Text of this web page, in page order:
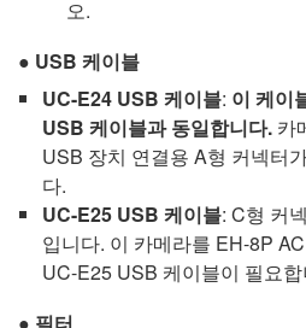
오.
USB 케이블
UC-E24 USB 케이블: 이 케이
USB 케이블과 동일합니다. 카
USB 장치 연결용 A형 커넥터
다.
UC-E25 USB 케이블: C형 커
입니다. 이 카메라를 EH-8P
UC-E25 USB 케이블이 필요